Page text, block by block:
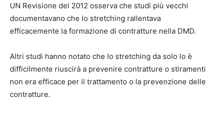
UN Revisione del 2012 osserva che studi più vecchi
documentavano che lo stretching rallentava
efficacemente la formazione di contratture nella DMD.
Altri studi hanno notato che lo stretching da solo lo è
difficilmente riuscirà a prevenire contratture o stiramenti
non era efficace per il trattamento o la prevenzione delle
contratture.